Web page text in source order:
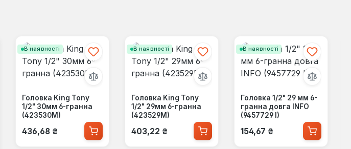
В наявності
Головка King Tony
1/2" 30мм 6-гранна
(423530M)
Звичайна ціна:
436,68 ₴
В наявності
Головка King Tony
1/2" 29мм 6-гранна
(423529M)
Звичайна ціна:
403,22 ₴
В наявності
Головка 1/2" 29 мм 6-
гранна довга INFO
(9457729 I)
Звичайна ціна:
154,67 ₴